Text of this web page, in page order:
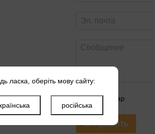
Оцените товар
Отправить
ласка, оберіть мову сайту:
російська